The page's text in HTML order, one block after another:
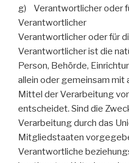
g) Verantwortlicher oder
Verantwortlicher
Verantwortlicher oder für
Verantwortlicher ist die
Person, Behörde,
allein oder gemeinsam mit
Mittel der Verarbeitung
entscheidet. Sind die
Verarbeitung durch das
Mitgliedstaaten
Verantwortliche